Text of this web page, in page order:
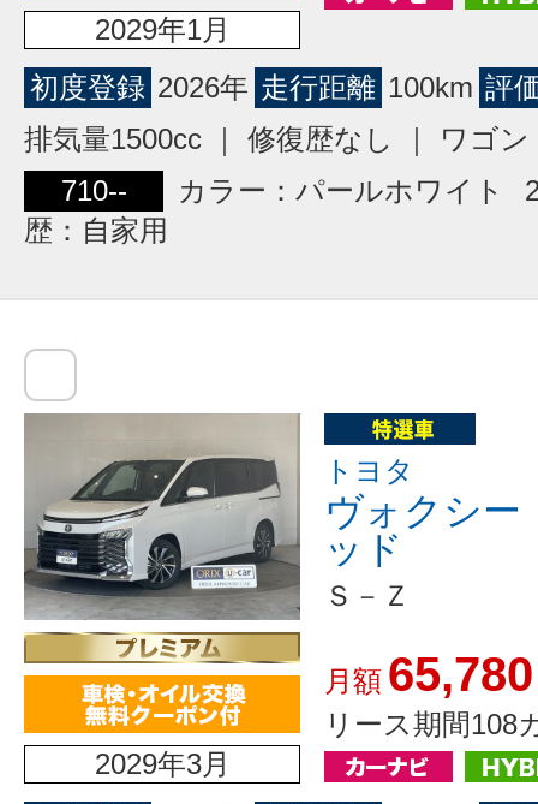
2029年1月
初度登録 2026年 走行距離 100km 評
排気量1500cc ｜ 修復歴なし ｜ ワゴ
710--
カラー：パールホワイト
歴：自家用
2029年3月
トヨタ
ヴォクシ
ッド
Ｓ－Ｚ
月額 65,780
リース期間108